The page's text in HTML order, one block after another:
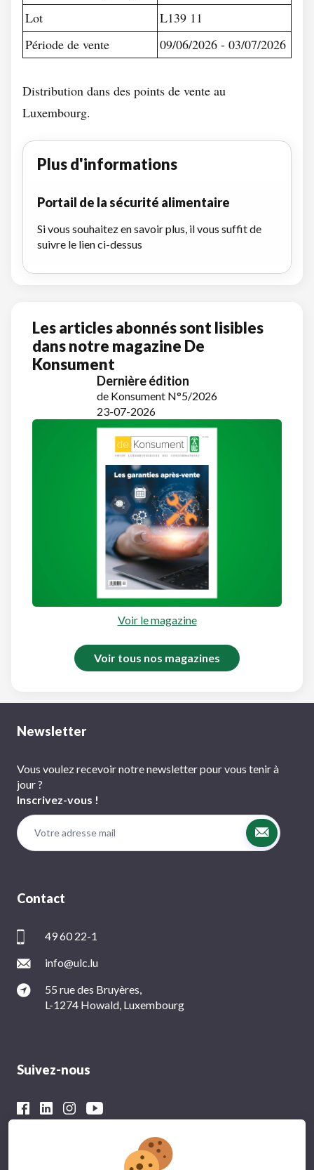
Lot
L139 11
Période de vente
09/06/2026 - 03/07/2026
Distribution dans des points de vente au
Luxembourg.
Plus d'informations
Portail de la sécurité alimentaire
Si vous souhaitez en savoir plus, il vous suffit de
suivre le lien ci-dessus
Les articles abonnés sont lisibles
dans notre magazine De
Konsument
Dernière édition
de Konsument N°5/2026
23-07-2026
Voir le magazine
Voir tous nos magazines
Newsletter
Vous voulez recevoir notre newsletter pour vous tenir à
jour ?
Inscrivez-vous !
Contact
49 60 22-1
info@ulc.lu
55 rue des Bruyères,
L-1274 Howald, Luxembourg
Suivez-nous
Avec le soutien financier du